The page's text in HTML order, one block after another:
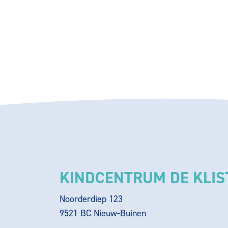
KINDCENTRUM DE
Noorderdiep 123
9521 BC Nieuw-Buinen